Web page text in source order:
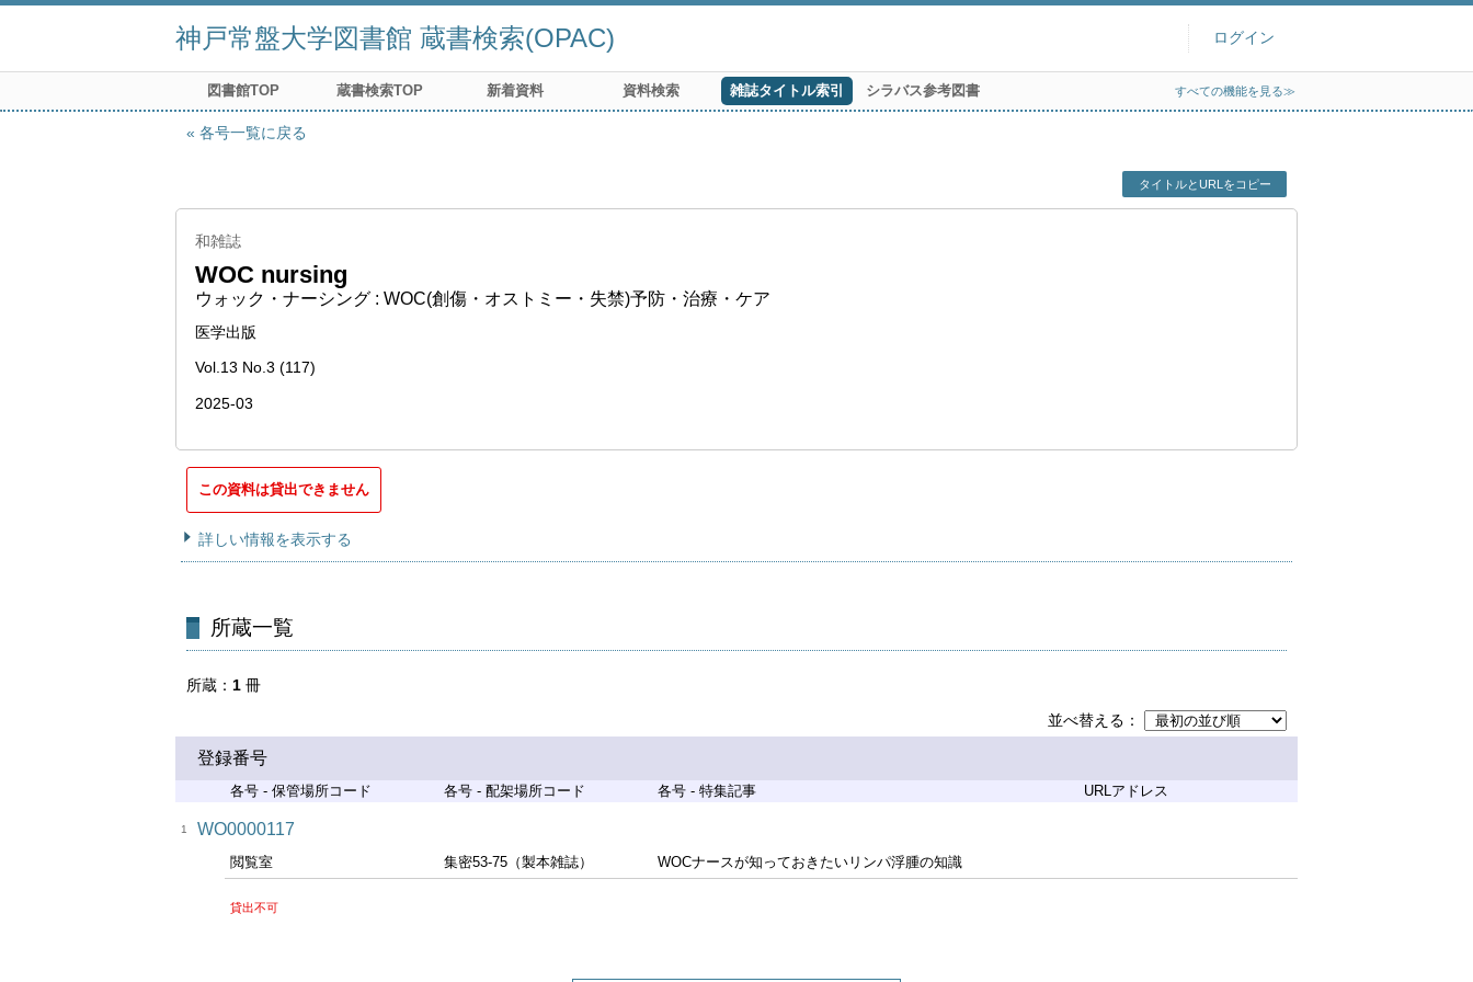
神戸常盤大学図書館 蔵書検索(OPAC) ログイン
図書館TOP 蔵書検索TOP 新着資料 資料検索 雑誌タイトル索引 シラバス参考図書 すべての機能を見る≫
各号一覧に戻る
タイトルとURLをコピー
和雑誌
WOC nursing
ウォック・ナーシング : WOC(創傷・オストミー・失禁)予防・治療・ケア
医学出版
Vol.13 No.3 (117)
2025-03
この資料は貸出できません
詳しい情報を表示する
所蔵一覧
所蔵 1 冊
並べ替える
登録番号
各号 - 保管場所コード 各号 - 配架場所コード 各号 - 特集記事 URLアドレス
1 WO0000117
閲覧室 集密53-75（製本雑誌） WOCナースが知っておきたいリンパ浮腫の知識
貸出不可